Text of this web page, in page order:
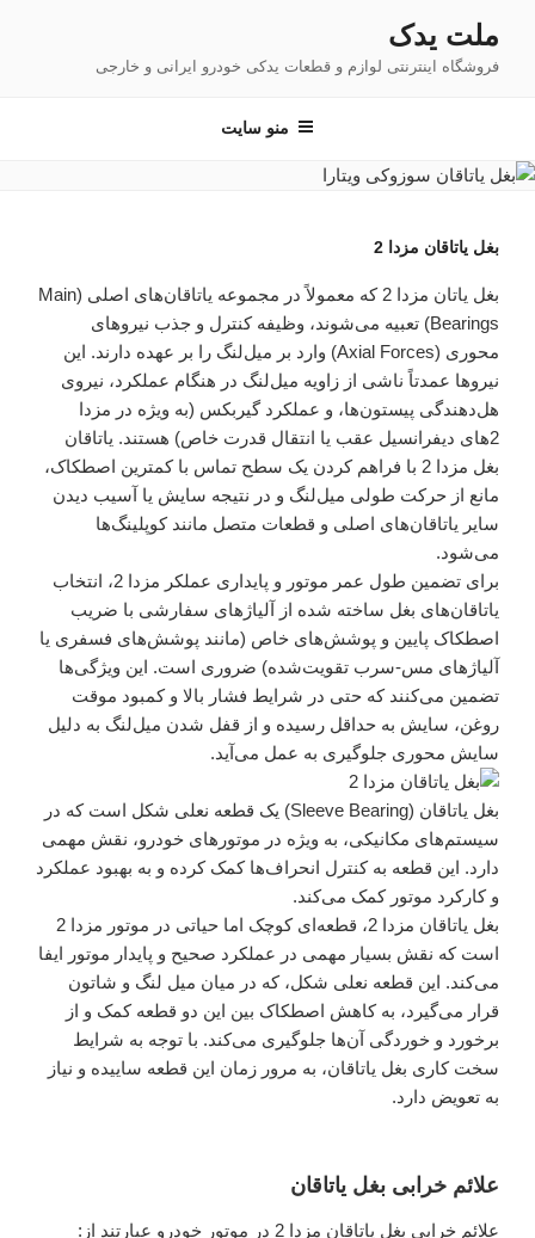
محتوا
ملت یدک
فروشگاه اینترنتی لوازم و قطعات یدکی خودرو ایرانی و خارجی
منو سایت
بغل یاتاقان مزدا 2
بغل یاتان مزدا 2 که معمولاً در مجموعه یاتاقان‌های اصلی (Main
Bearings) تعبیه می‌شوند، وظیفه کنترل و جذب نیروهای
محوری (Axial Forces) وارد بر میل‌لنگ را بر عهده دارند. این
نیروها عمدتاً ناشی از زاویه میل‌لنگ در هنگام عملکرد، نیروی
هل‌دهندگی پیستون‌ها، و عملکرد گیربکس (به ویژه در مزدا
2های دیفرانسیل عقب یا انتقال قدرت خاص) هستند. یاتاقان
بغل مزدا 2 با فراهم کردن یک سطح تماس با کمترین اصطکاک،
مانع از حرکت طولی میل‌لنگ و در نتیجه سایش یا آسیب دیدن
سایر یاتاقان‌های اصلی و قطعات متصل مانند کوپلینگ‌ها
می‌شود.
برای تضمین طول عمر موتور و پایداری عملکر مزدا 2، انتخاب
یاتاقان‌های بغل ساخته شده از آلیاژهای سفارشی با ضریب
اصطکاک پایین و پوشش‌های خاص (مانند پوشش‌های فسفری یا
آلیاژهای مس-سرب تقویت‌شده) ضروری است. این ویژگی‌ها
تضمین می‌کنند که حتی در شرایط فشار بالا و کمبود موقت
روغن، سایش به حداقل رسیده و از قفل شدن میل‌لنگ به دلیل
سایش محوری جلوگیری به عمل می‌آید.
بغل یاتاقان (Sleeve Bearing) یک قطعه نعلی شکل است که در
سیستم‌های مکانیکی، به ویژه در موتورهای خودرو، نقش مهمی
دارد. این قطعه به کنترل انحراف‌ها کمک کرده و به بهبود عملکرد
و کارکرد موتور کمک می‌کند.
بغل یاتاقان مزدا 2، قطعه‌ای کوچک اما حیاتی در موتور مزدا 2
است که نقش بسیار مهمی در عملکرد صحیح و پایدار موتور ایفا
می‌کند. این قطعه نعلی شکل، که در میان میل لنگ و شاتون
قرار می‌گیرد، به کاهش اصطکاک بین این دو قطعه کمک و از
برخورد و خوردگی آن‌ها جلوگیری می‌کند. با توجه به شرایط
سخت کاری بغل یاتاقان، به مرور زمان این قطعه ساییده و نیاز
به تعویض دارد.
علائم خرابی بغل یاتاقان
علائم خرابی بغل یاتاقان مزدا 2 در موتور خودرو عبارتند از: